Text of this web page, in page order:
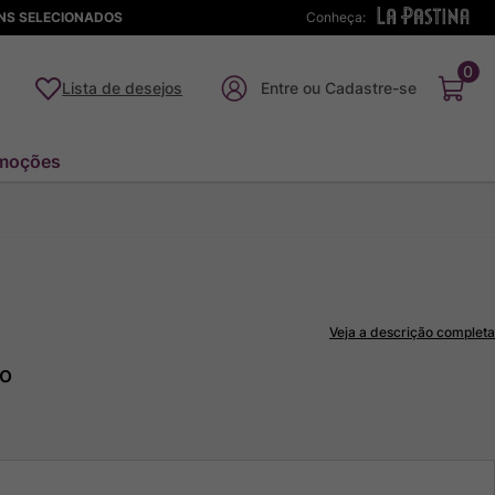
Conheça:
SELECIONADOS
Lista de desejos
0
Veja a descrição completa